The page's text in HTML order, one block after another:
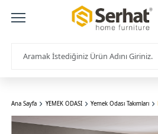
Ana Sayfa YEMEK ODASI Yemek Odası Takımları